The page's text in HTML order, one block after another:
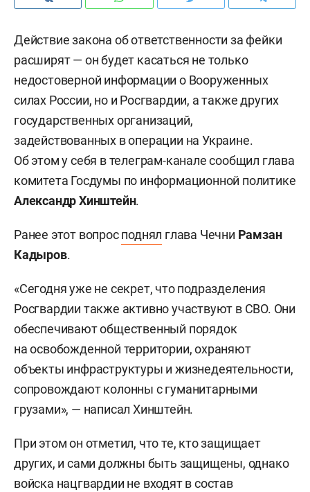
Действие закона об ответственности за фейки
расширят — он будет касаться не только
недостоверной информации о Вооруженных
силах России, но и Росгвардии, а также других
государственных организаций,
задействованных в операции на Украине.
Об этом у себя в телеграм-канале сообщил глава
комитета Госдумы по информационной политике
Александр Хинштейн.
Ранее этот вопросподнял глава Чечни Рамзан
Кадыров.
«Сегодня уже не секрет, что подразделения
Росгвардии также активно участвуют в СВО. Они
обеспечивают общественный порядок
на освобожденной территории, охраняют
объекты инфраструктуры и жизнедеятельности,
сопровождают колонны с гуманитарными
грузами», — написал Хинштейн.
При этом он отметил, что те, кто защищает
других, и сами должны быть защищены, однако
войска нацгвардии не входят в состав